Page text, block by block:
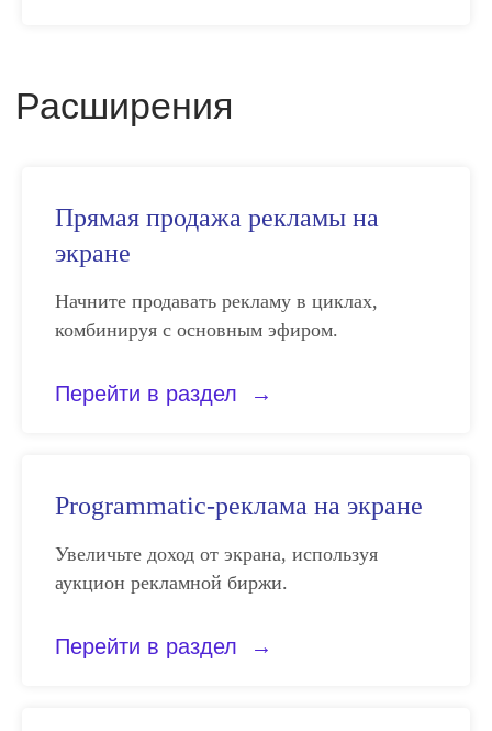
Прямая продажа рекламы на
экране
Начните продавать рекламу в циклах,
комбинируя с основным эфиром.
Перейти в раздел
Programmatic-реклама на экране
Увеличьте доход от экрана, используя
аукцион рекламной биржи.
Перейти в раздел